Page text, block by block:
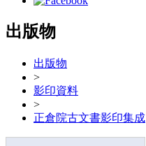
出版物
出版物
>
影印資料
>
正倉院古文書影印集成